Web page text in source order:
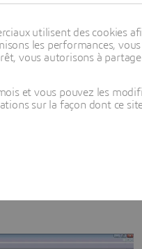
à tous
de
de
Bénéficiez de
utilisent des cookies
les performances,
vous autorisons à
et vous pouvez les
sur la façon dont ce